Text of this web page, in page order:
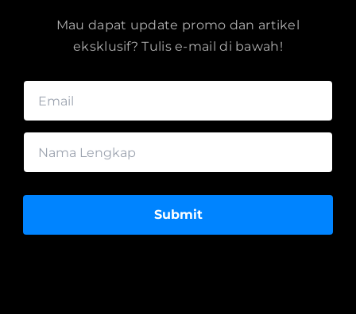
Mau dapat update promo dan artikel
eksklusif? Tulis e-mail di bawah!
Submit